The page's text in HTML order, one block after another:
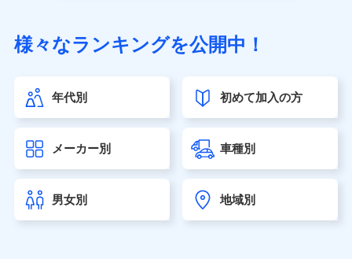
（https://www.sonylife.co.jp）
第一ネオ生命保険株式会社（https://neofirst.co.jp/）
大樹生命保険株式会社（https://www.taiju-life.co.jp）
seimei.co.jp）
チューリッヒ生命保険株式会社
東京海上日動あんしん生命保険株式会社
（https://www.tmn-anshin.co.jp/）
様々なランキングを公開中！
年代別 初めて加入の方
メーカー別 車種別
男女別 地域別